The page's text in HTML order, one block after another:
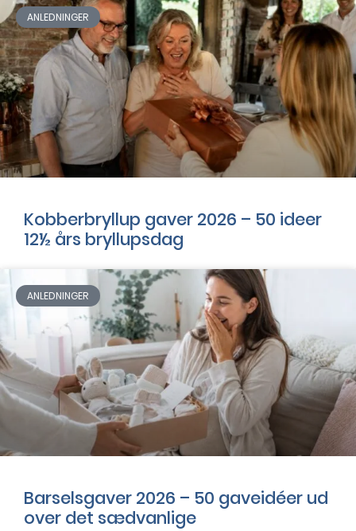
ANLEDNINGER
Kobberbryllup gaver 2026 – 50 ideer
12½ års bryllupsdag
ANLEDNINGER
Barselsgaver 2026 – 50 gaveidéer ud
over det sædvanlige